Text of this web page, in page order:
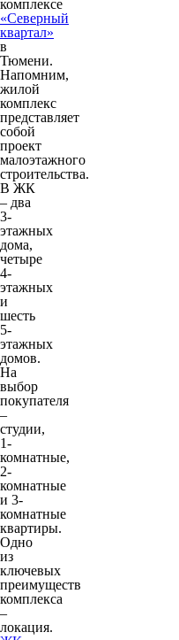
комплексе
«Северный
квартал»
в
Тюмени.
Напомним,
жилой
комплекс
представляет
собой
проект
малоэтажного
строительства.
В ЖК
– два
3-
этажных
дома,
четыре
4-
этажных
и
шесть
5-
этажных
домов.
На
выбор
покупателя
–
студии,
1-
комнатные,
2-
комнатные
и 3-
комнатные
квартиры.
Одно
из
ключевых
преимуществ
комплекса
–
локация.